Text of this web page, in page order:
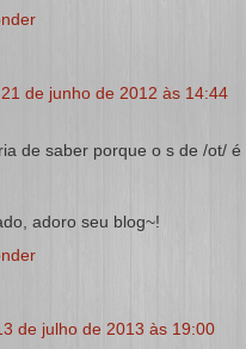
21 de junho de 2012 às 14:44
de saber porque o s de /ot/
adoro seu blog~!
de julho de 2013 às 19:00